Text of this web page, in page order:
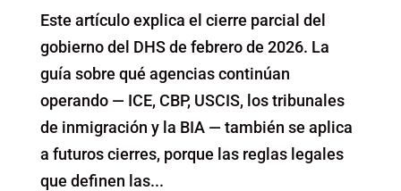
Este artículo explica el cierre parcial del
gobierno del DHS de febrero de 2026. La
guía sobre qué agencias continúan
operando — ICE, CBP, USCIS, los tribunales
de inmigración y la BIA — también se aplica
a futuros cierres, porque las reglas legales
que definen las...